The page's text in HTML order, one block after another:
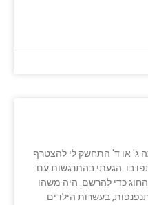
ג' או ד' התחשק לי להצטרף
בו. הגעתי בהתרגשות עם
כדי להרשם. היה משהו
בעשרות הילדים